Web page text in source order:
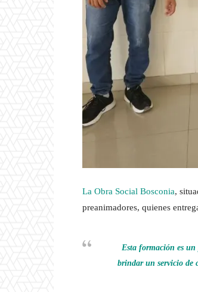
La Obra Social Bosconia,
preanimadores, quienes
Esta formación es un
brindar un servicio de